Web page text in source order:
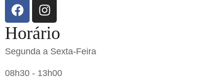
Horário
Segunda a Sexta-Feira
08h30 - 13h00